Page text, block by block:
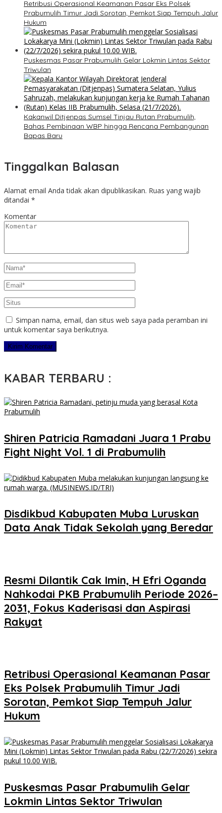
Retribusi Operasional Keamanan Pasar Eks Polsek
Prabumulih Timur Jadi Sorotan, Pemkot Siap Tempuh Jalur
Hukum
Puskesmas Pasar Prabumulih Gelar Lokmin Lintas Sektor
Triwulan
Kakanwil Ditjenpas Sumsel Tinjau Rutan Prabumulih,
Bahas Pembinaan WBP hingga Rencana Pembangunan
Bapas Baru
Tinggalkan Balasan
Alamat email Anda tidak akan dipublikasikan. Ruas yang wajib
ditandai *
Komentar
Simpan nama, email, dan situs web saya pada peramban ini
untuk komentar saya berikutnya.
KABAR TERBARU :
Shiren Patricia Ramadani Juara 1 Prabu
Fight Night Vol. 1 di Prabumulih
Disdikbud Kabupaten Muba Luruskan
Data Anak Tidak Sekolah yang Beredar
Resmi Dilantik Cak Imin, H Efri Oganda
Nahkodai PKB Prabumulih Periode 2026–
2031, Fokus Kaderisasi dan Aspirasi
Rakyat
Retribusi Operasional Keamanan Pasar
Eks Polsek Prabumulih Timur Jadi
Sorotan, Pemkot Siap Tempuh Jalur
Hukum
Puskesmas Pasar Prabumulih Gelar
Lokmin Lintas Sektor Triwulan